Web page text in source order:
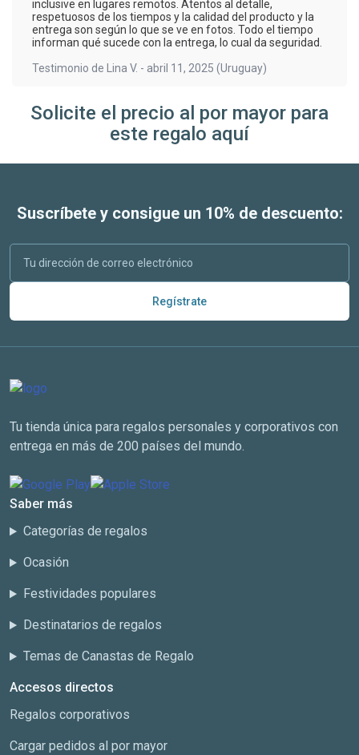
inclusive en lugares remotos. Atentos al detalle,
respetuosos de los tiempos y la calidad del producto y la
entrega son según lo que se ve en fotos. Todo el tiempo
informan qué sucede con la entrega, lo cual da seguridad.
Testimonio de Lina V. - abril 11, 2025 (Uruguay)
Solicite el precio al por mayor para
este regalo aquí
Suscríbete y consigue un 10% de descuento:
Regístrate
Tu tienda única para regalos personales y corporativos con
entrega en más de 200 países del mundo.
Saber más
Categorías de regalos
Ocasión
Festividades populares
Destinatarios de regalos
Temas de Canastas de Regalo
Accesos directos
Regalos corporativos
Cargar pedidos al por mayor